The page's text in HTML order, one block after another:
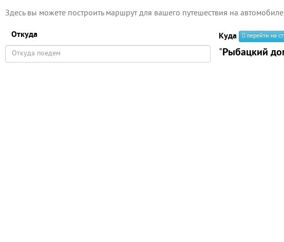
Здесь вы можете построить маршрут для вашего путешествия на
Откуда Куда перейти на
"Рыбацкий